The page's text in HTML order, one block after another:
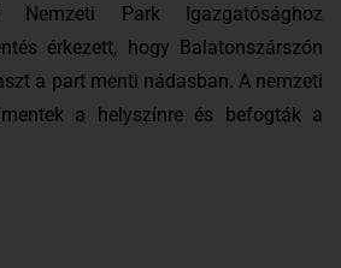
Nemzeti Park Igazgatósághoz
érkezett, hogy Balatonszárszón
a part menti nádasban. A nemzeti
a helyszínre és befogták a